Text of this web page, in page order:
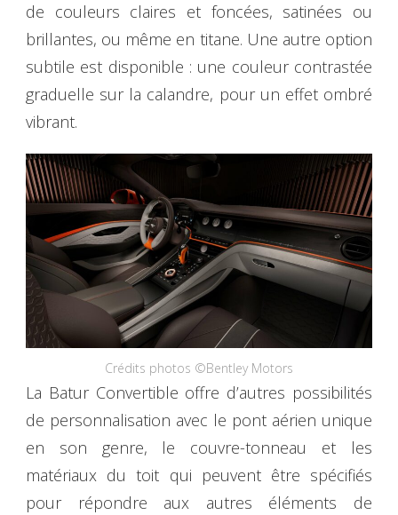
de couleurs claires et foncées, satinées ou
brillantes, ou même en titane. Une autre option
subtile est disponible : une couleur contrastée
graduelle sur la calandre, pour un effet ombré
vibrant.
Crédits photos ©Bentley Motors
La Batur Convertible offre d’autres possibilités
de personnalisation avec le pont aérien unique
en son genre, le couvre-tonneau et les
matériaux du toit qui peuvent être spécifiés
pour répondre aux autres éléments de